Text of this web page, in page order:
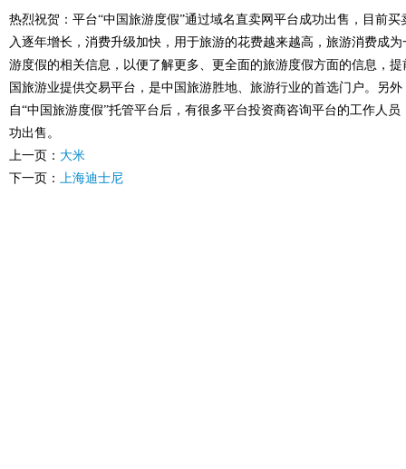
热烈祝贺：平台“中国旅游度假”通过域名直卖网平台成功出售，目前
入逐年增长，消费升级加快，用于旅游的花费越来越高，旅游消费成
游度假的相关信息，以便了解更多、更全面的旅游度假方面的信息，
国旅游业提供交易平台，是中国旅游胜地、旅游行业的首选门户。另
自“中国旅游度假”托管平台后，有很多平台投资商咨询平台的工作人
功出售。
上一页： 大米
下一页： 上海迪士尼